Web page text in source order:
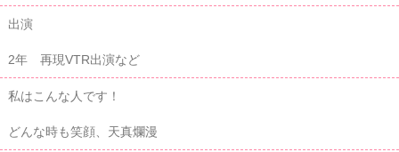
出演
2年 再現VTR出演など
私はこんな人です！
どんな時も笑顔、天真爛漫